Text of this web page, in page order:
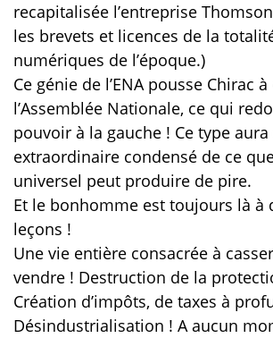
recapitalisée l’entreprise
les brevets et licences de la
numériques de l’époque.)
Ce génie de l’ENA pousse Chirac
l’Assemblée Nationale, ce qui
pouvoir à la gauche ! Ce type
extraordinaire condensé de ce
universel peut produire de pire.
Et le bonhomme est toujours là à
leçons !
Une vie entière consacrée à
vendre ! Destruction de la
Création d’impôts, de taxes à
Désindustrialisation ! A aucun